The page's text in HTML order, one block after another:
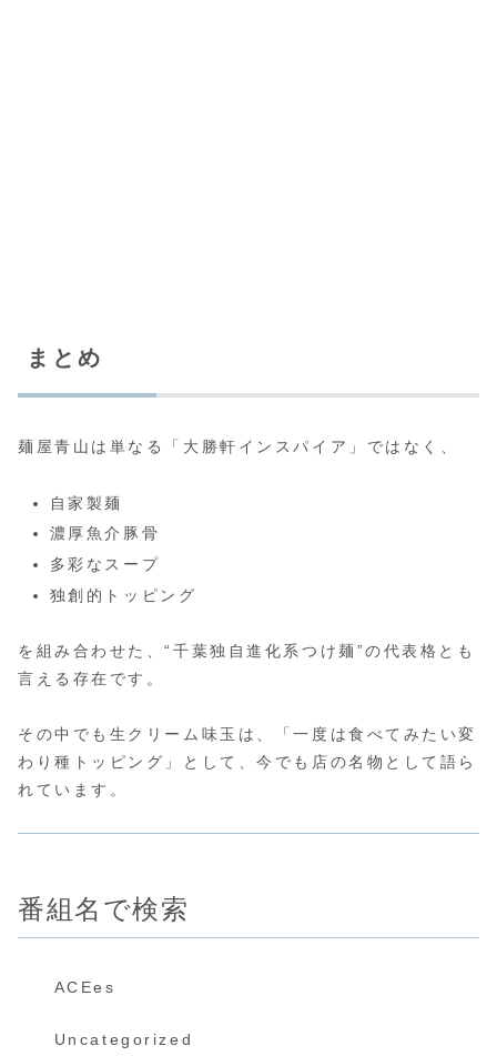
まとめ
麺屋青山は単なる「大勝軒インスパイア」ではなく、
自家製麺
濃厚魚介豚骨
多彩なスープ
独創的トッピング
を組み合わせた、“千葉独自進化系つけ麺”の代表格とも
言える存在です。
その中でも生クリーム味玉は、「一度は食べてみたい変
わり種トッピング」として、今でも店の名物として語ら
れています。
番組名で検索
ACEes
Uncategorized